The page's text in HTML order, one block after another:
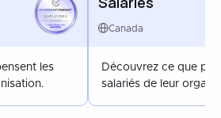
EMPLOYEES
INTERNATIONAL
MAY 2026
les
Canada
Découvrez ce que
salariés de leur